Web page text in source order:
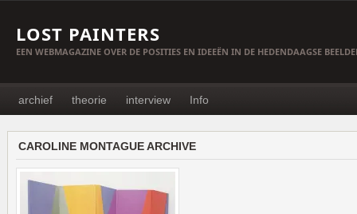
LOST PAINTERS
EEN WEBMAGAZINE OVER DE POSITIES EN IDEEËN IN DE HEDENDAAGSE
archief theorie interview Info
CAROLINE MONTAGUE ARCHIVE